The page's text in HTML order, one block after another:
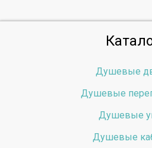
Душевые
Душевые
Душевые
Душевые